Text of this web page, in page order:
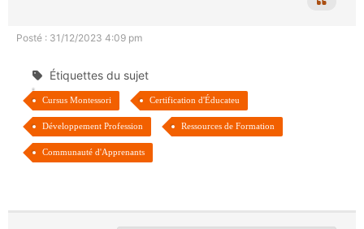
Posté : 31/12/2023 4:09 pm
Étiquettes du sujet
Cursus Montessori Certification d'Éducateu
Développement Profession Ressources de Formation
Communauté d'Apprenants